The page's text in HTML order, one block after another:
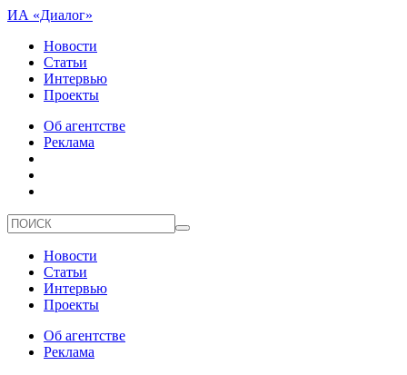
ИА «Диалог»
Новости
Статьи
Интервью
Проекты
Об агентстве
Реклама
Новости
Статьи
Интервью
Проекты
Об агентстве
Реклама